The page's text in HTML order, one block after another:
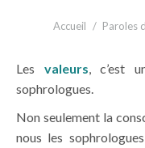
Accueil Paroles
Les valeurs , c’est
sophrologues.
Non seulement la
nous les